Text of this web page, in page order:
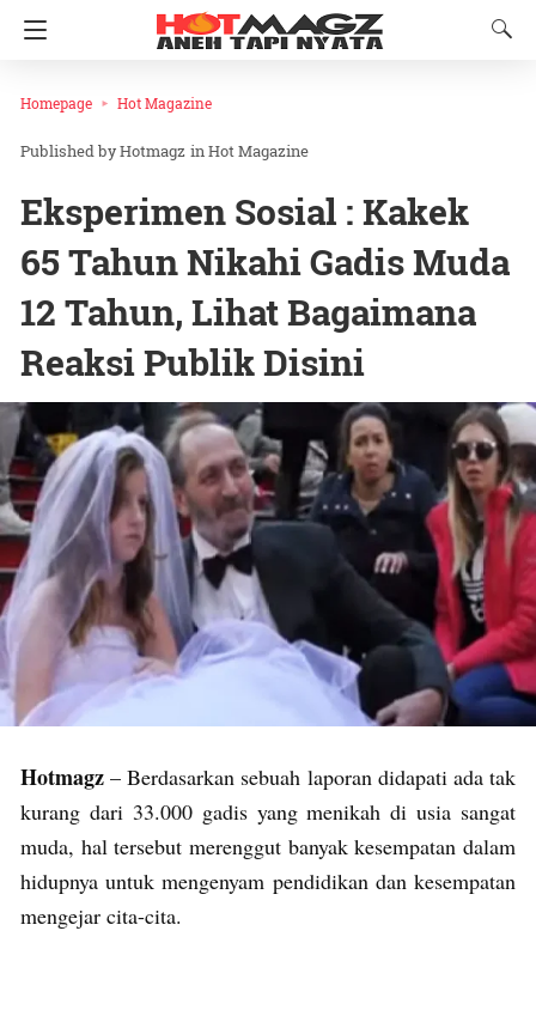
Homepage Hot Magazine
Hotmagz inHot Magazine
Eksperimen Sosial : Kakek
65 Tahun Nikahi Gadis Muda
12 Tahun, Lihat Bagaimana
Reaksi Publik Disini
Hotmagz – Berdasarkan sebuah laporan didapati ada tak
kurang dari 33.000 gadis yang menikah di usia sangat
muda, hal tersebut merenggut banyak kesempatan dalam
hidupnya untuk mengenyam pendidikan dan kesempatan
mengejar cita-cita.